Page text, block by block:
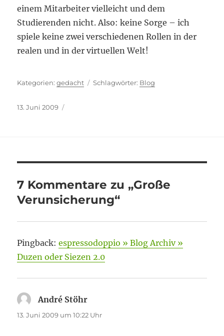
einem Mitarbeiter vielleicht und dem
Studierenden nicht. Also: keine Sorge – ich
spiele keine zwei verschiedenen Rollen in der
realen und in der virtuellen Welt!
Kategorien
gedacht Schlagwörter
Blog
Veröffentlicht
13. Juni 2009
7 Kommentare zu „Große
Verunsicherung“
Pingback:espressodoppio » Blog Archiv »
Duzen oder Siezen 2.0
André Stöhr
13. Juni 2009 um 10:22 Uhr